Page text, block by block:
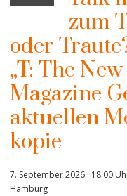
zum
oder
„T: The
Magazine
aktuellen
kopie
7. September 2026 · 18:00
Hamburg